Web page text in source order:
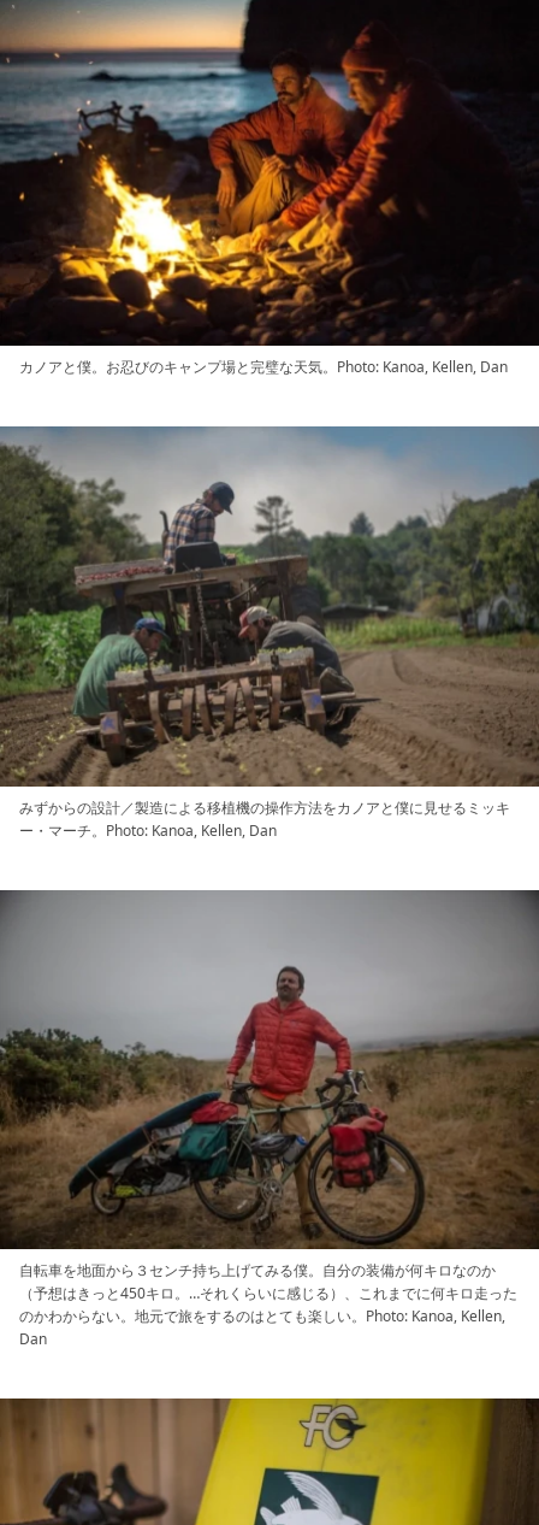
カノアと僕。お忍びのキャンプ場と完璧な天気。Photo: Kanoa, Kellen, Dan
みずからの設計／製造による移植機の操作方法をカノアと僕に見せるミッキ
ー・マーチ。Photo: Kanoa, Kellen, Dan
自転車を地面から３センチ持ち上げてみる僕。自分の装備が何キロなのか
（予想はきっと450キロ。…それくらいに感じる）、これまでに何キロ走った
のかわからない。地元で旅をするのはとても楽しい。Photo: Kanoa, Kellen,
Dan